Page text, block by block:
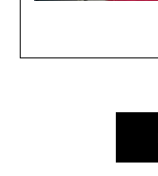
Navigation